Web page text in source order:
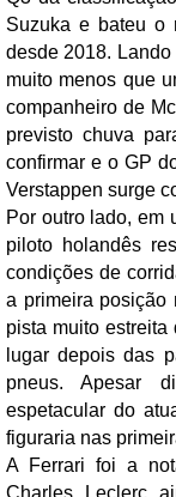
Suzuka e bateu o
desde 2018.
muito menos que
companheiro de
previsto chuva
confirmar e o GP
Verstappen surge
Por outro lado, em
piloto holandês
condições de
a primeira posição
pista muito
lugar depois das
pneus. Apesar
espetacular do
figuraria nas
A Ferrari foi a
Charles Leclerc